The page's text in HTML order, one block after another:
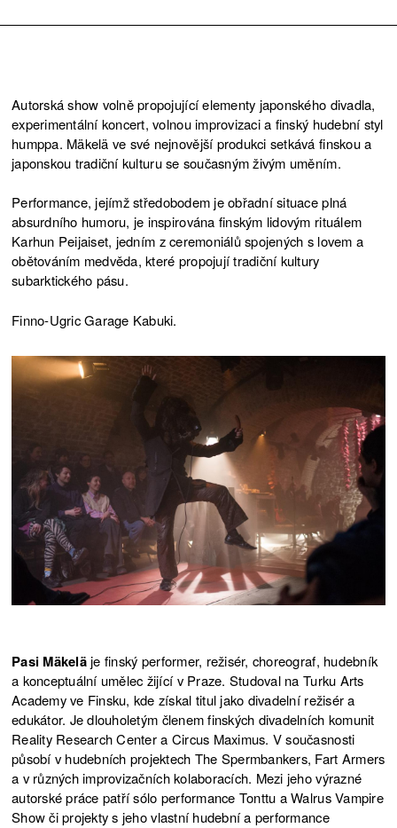
Autorská show volně propojující elementy japonského divadla,
experimentální koncert, volnou improvizaci a finský hudební styl
humppa. Mäkelä ve své nejnovější produkci setkává finskou a
japonskou tradiční kulturu se současným živým uměním.
Performance, jejímž středobodem je obřadní situace plná
absurdního humoru, je inspirována finským lidovým rituálem
Karhun Peijaiset, jedním z ceremoniálů spojených s lovem a
obětováním medvěda, které propojují tradiční kultury
subarktického pásu.
Finno-Ugric Garage Kabuki.
Pasi Mäkeläje finský performer, režisér, choreograf, hudebník
a konceptuální umělec žijící v Praze. Studoval na Turku Arts
Academy ve Finsku, kde získal titul jako divadelní režisér a
edukátor. Je dlouholetým členem finských divadelních komunit
Reality Research Center a Circus Maximus. V současnosti
působí v hudebních projektech The Spermbankers, Fart Armers
a v různých improvizačních kolaboracích. Mezi jeho výrazné
autorské práce patří sólo performance Tonttu a Walrus Vampire
Show či projekty s jeho vlastní hudební a performance